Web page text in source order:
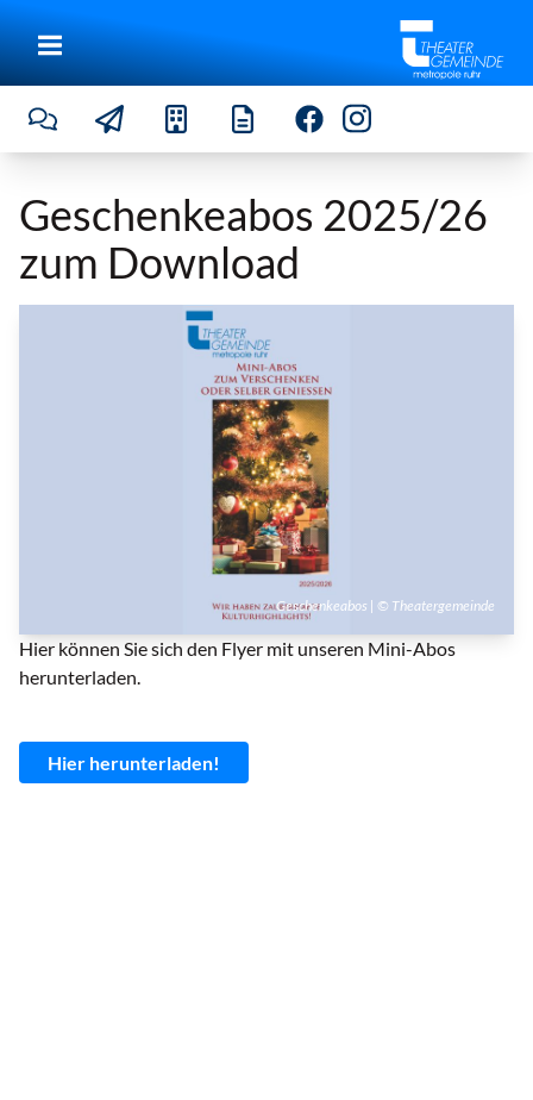
Geschenkeabos 2025/26
zum Download
Hier können Sie sich den Flyer mit unseren Mini-Abos
herunterladen.
Hier herunterladen!
Geschenkeabos | © Theatergemeinde